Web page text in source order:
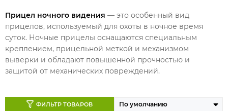
Прицел ночного видения — это особенный вид
прицелов, используемый для охоты в ночное время
суток. Ночные прицелы оснащаются специальным
креплением, прицельной меткой и механизмом
выверки и обладают повышенной прочностью и
защитой от механических повреждений.
ФИЛЬТР ТОВАРОВ